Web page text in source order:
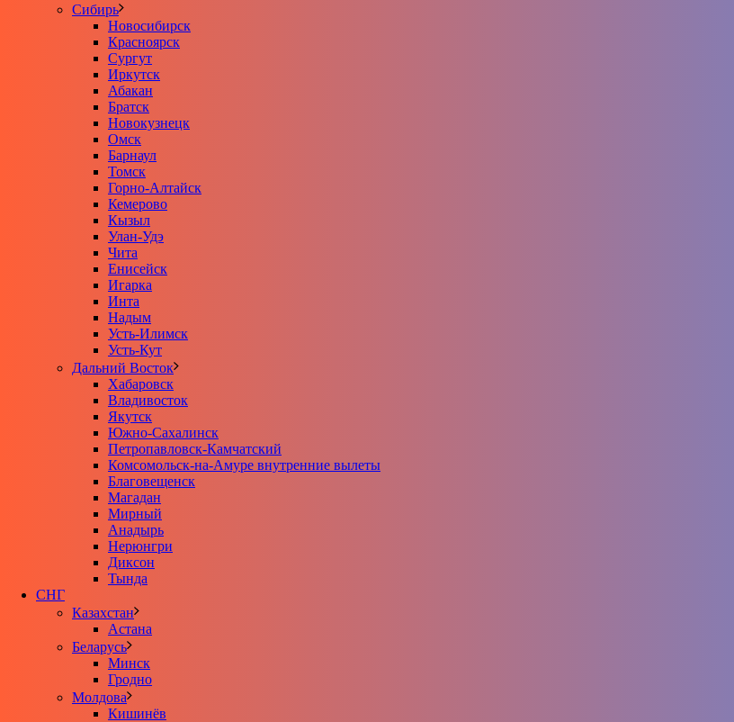
Сибирь
Новосибирск
Красноярск
Сургут
Иркутск
Абакан
Братск
Новокузнецк
Омск
Барнаул
Томск
Горно-Алтайск
Кемерово
Кызыл
Улан-Удэ
Чита
Енисейск
Игарка
Инта
Надым
Усть-Илимск
Усть-Кут
Дальний Восток
Хабаровск
Владивосток
Якутск
Южно-Сахалинск
Петропавловск-Камчатский
Комсомольск-на-Амуре внутренние вылеты
Благовещенск
Магадан
Мирный
Анадырь
Нерюнгри
Диксон
Тында
СНГ
Казахстан
Астана
Беларусь
Минск
Гродно
Молдова
Кишинёв